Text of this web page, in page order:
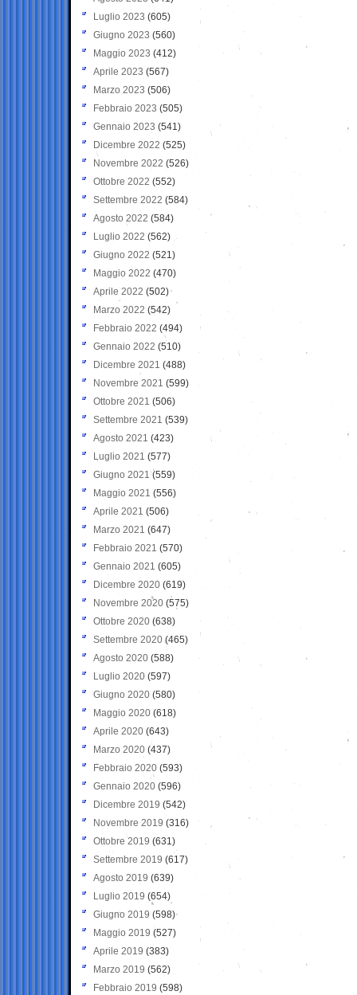
Luglio 2023 (605)
Giugno 2023 (560)
Maggio 2023 (412)
Aprile 2023 (567)
Marzo 2023 (506)
Febbraio 2023 (505)
Gennaio 2023 (541)
Dicembre 2022 (525)
Novembre 2022 (526)
Ottobre 2022 (552)
Settembre 2022 (584)
Agosto 2022 (584)
Luglio 2022 (562)
Giugno 2022 (521)
Maggio 2022 (470)
Aprile 2022 (502)
Marzo 2022 (542)
Febbraio 2022 (494)
Gennaio 2022 (510)
Dicembre 2021 (488)
Novembre 2021 (599)
Ottobre 2021 (506)
Settembre 2021 (539)
Agosto 2021 (423)
Luglio 2021 (577)
Giugno 2021(559)
Maggio 2021 (556)
Aprile 2021 (506)
Marzo 2021 (647)
Febbraio 2021 (570)
Gennaio 2021 (605)
Dicembre 2020 (619)
Novembre 2020 (575)
Ottobre 2020 (638)
Settembre 2020(465)
Agosto 2020 (588)
Luglio 2020 (597)
Giugno 2020 (580)
Maggio 2020 (618)
Aprile 2020 (643)
Marzo 2020 (437)
Febbraio 2020 (593)
Gennaio 2020 (596)
Dicembre 2019 (542)
Novembre 2019 (316)
Ottobre 2019 (631)
Settembre 2019 (617)
Agosto 2019 (639)
Luglio 2019 (654)
Giugno 2019 (598)
Maggio 2019 (527)
Aprile 2019 (383)
Marzo 2019 (562)
Febbraio 2019 (598)